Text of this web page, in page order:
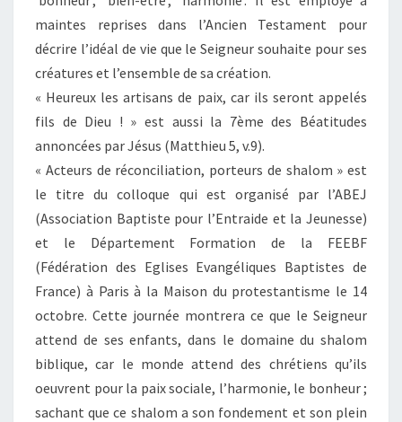
maintes reprises dans l’Ancien Testament pour
décrire l’idéal de vie que le Seigneur souhaite pour ses
créatures et l’ensemble de sa création.
« Heureux les artisans de paix, car ils seront appelés
fils de Dieu ! » est aussi la 7ème des Béatitudes
annoncées par Jésus (Matthieu 5, v.9).
« Acteurs de réconciliation, porteurs de shalom » est
le titre du colloque qui est organisé par l’ABEJ
(Association Baptiste pour l’Entraide et la Jeunesse)
et le Département Formation de la FEEBF
(Fédération des Eglises Evangéliques Baptistes de
France) à Paris à la Maison du protestantisme le 14
octobre. Cette journée montrera ce que le Seigneur
attend de ses enfants, dans le domaine du shalom
biblique, car le monde attend des chrétiens qu’ils
oeuvrent pour la paix sociale, l’harmonie, le bonheur ;
sachant que ce shalom a son fondement et son plein